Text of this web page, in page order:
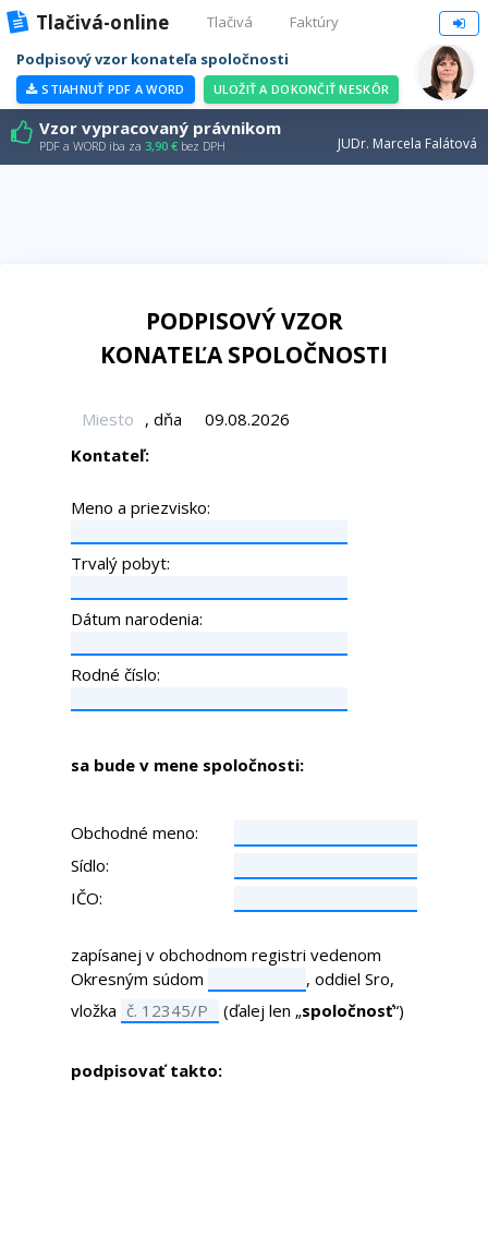
Tlačivá-online Tlačivá
Faktúry
Podpisový vzor konateľa spoločnosti
STIAHNUŤ PDF A WORD ULOŽIŤ A DOKONČIŤ NESKÔR
Vzor vypracovaný právnikom
PDF a WORD iba za 3,90 € bez DPH JUDr. Marcela Falátová
PODPISOVÝ VZOR
KONATEĽA SPOLOČNOSTI
, dňa
Kontateľ:
Meno a priezvisko:
Trvalý pobyt:
Dátum narodenia:
Rodné číslo:
sa bude v mene spoločnosti:
Obchodné meno:
Sídlo:
IČO:
zapísanej v obchodnom registri vedenom
Okresným súdom
, oddiel Sro,
vložka
(ďalej len „spoločnosť“)
podpisovať takto: